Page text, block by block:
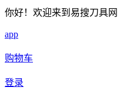
你好！欢迎来到易搜刀具网
app
购物车
登录